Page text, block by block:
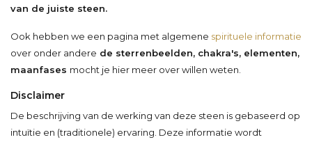
van de juiste steen.
Ook hebben we een pagina met algemene spirituele informatie
over onder andere de sterrenbeelden, chakra's, elementen,
maanfases mocht je hier meer over willen weten.
Disclaimer
De beschrijving van de werking van deze steen is gebaseerd op
intuïtie en (traditionele) ervaring. Deze informatie wordt